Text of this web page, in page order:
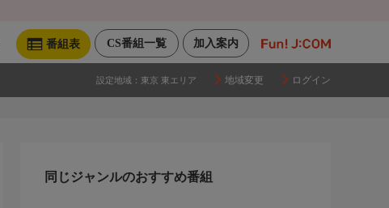
加入案内
CS番組一覧
番組表
設定地域： 東京 東エリア 地域変更 ログイン
同じジャンルのおすすめ番組